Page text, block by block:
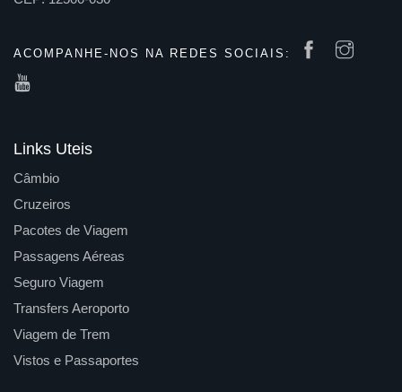
ACOMPANHE-NOS NA REDES SOCIAIS:
Links Uteis
Câmbio
Cruzeiros
Pacotes de Viagem
Passagens Aéreas
Seguro Viagem
Transfers Aeroporto
Viagem de Trem
Vistos e Passaportes